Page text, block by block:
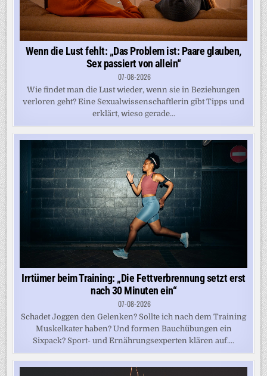
Wenn die Lust fehlt: „Das Problem ist: Paare glauben,
Sex passiert von allein“
07-08-2026
Wie findet man die Lust wieder, wenn sie in Beziehungen
verloren geht? Eine Sexualwissenschaftlerin gibt Tipps und
erklärt, wieso gerade...
Irrtümer beim Training: „Die Fettverbrennung setzt erst
nach 30 Minuten ein“
07-08-2026
Schadet Joggen den Gelenken? Sollte ich nach dem Training
Muskelkater haben? Und formen Bauchübungen ein
Sixpack? Sport- und Ernährungsexperten klären auf....